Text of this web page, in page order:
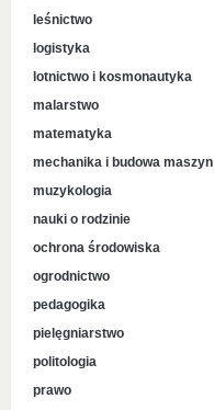
leśnictwo
logistyka
lotnictwo i kosmonautyka
malarstwo
matematyka
mechanika i budowa maszyn
muzykologia
nauki o rodzinie
ochrona środowiska
ogrodnictwo
pedagogika
pielęgniarstwo
politologia
prawo